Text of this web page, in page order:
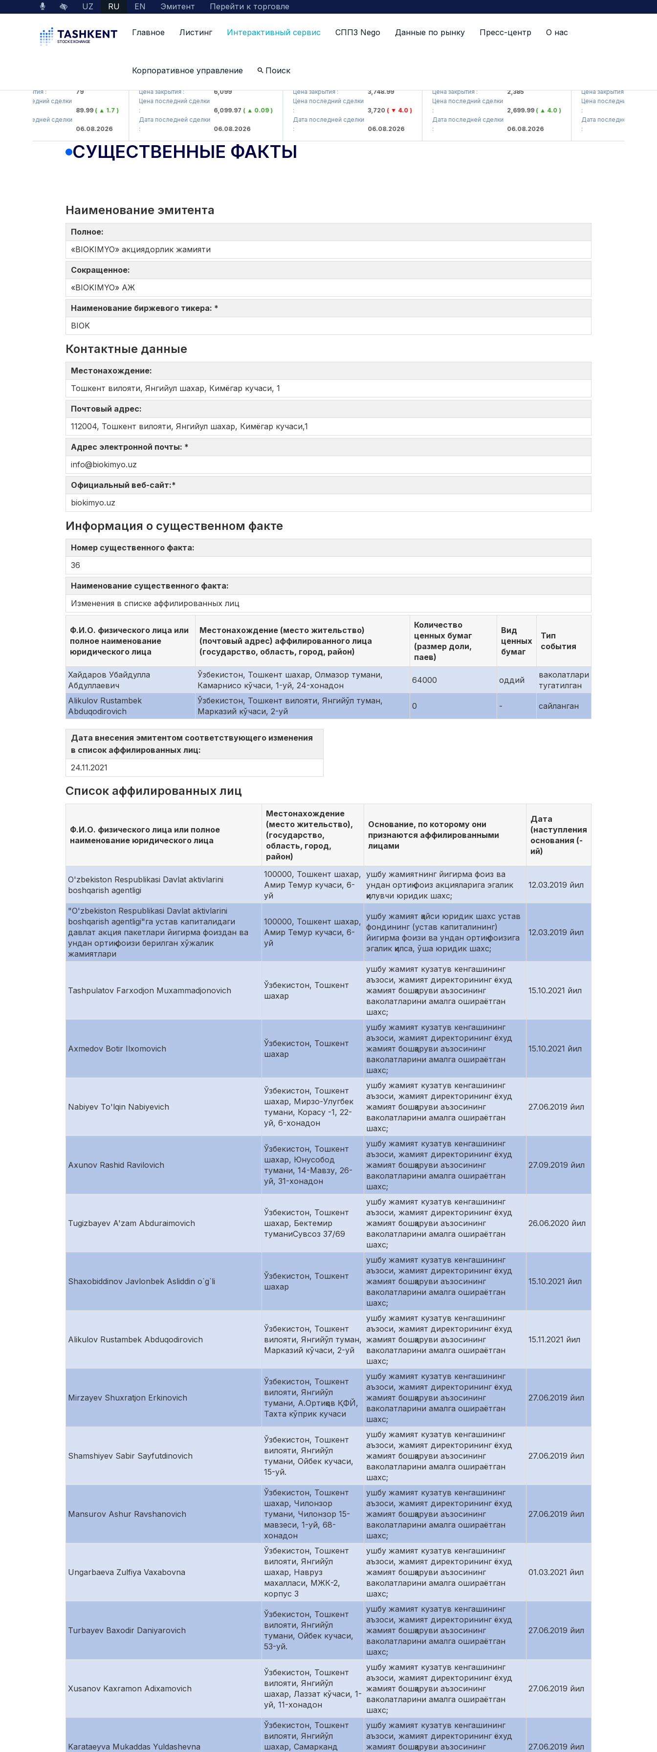
UZ RU EN Эмитент Перейти к торговле
Главное Листинг Интерактивный сервис СППЗ Nego Данные по рынку Пресс-центр О нас
Корпоративное управление Поиск
:
79
сделки
89.99( ▲ 1.7 )
сделки
06.08.2026
Цена закрытия :
6,099
Цена последний сделки
6,099.97( ▲ 0.09 )
Дата последней сделки
06.08.2026
Цена закрытия :
3,748.99
Цена последний сделки
3,720( ▼ 4.0 )
Дата последней сделки
06.08.2026
Цена закрытия :
2,385
Цена последний сделки
2,699.99( ▲ 4.0 )
Дата последней сделки
06.08.2026
Цена закрытия :
1,208
Цена последний сделки
Дата последней сделки
СУЩЕСТВЕННЫЕ ФАКТЫ
Наименование эмитента
Полное:
«BIOKIMYO» акциядорлик жамияти
Сокращенное:
«BIOKIMYO» АЖ
Наименование биржевого тикера: *
BIOK
Контактные данные
Местонахождение:
Тошкент вилояти, Янгийул шахар, Кимёгар кучаси, 1
Почтовый адрес:
112004, Тошкент вилояти, Янгийул шахар, Кимёгар кучаси,1
Адрес электронной почты: *
info@biokimyo.uz
Официальный веб-сайт:*
biokimyo.uz
Информация о существенном факте
Номер существенного факта:
36
Наименование существенного факта:
Изменения в списке аффилированных лиц
Ф.И.О. физического лица или
полное наименование
юридического лица
Местонахождение (место жительство)
(почтовый адрес) аффилированного лица
(государство, область, город, район)
Количество
ценных бумаг
(размер доли,
паев)
Вид
ценных
бумаг
Тип
события
Хайдаров Убайдулла
Абдуллаевич
Ўзбекистон, Тошкент шахар, Олмазор тумани,
Камарнисо кўчаси, 1-уй, 24-хонадон
64000 оддий
ваколатлари
тугатилган
Alikulov Rustambek
Abduqodirovich
Ўзбекистон, Тошкент вилояти, Янгийўл туман,
Марказий кўчаси, 2-уй
0 - сайланган
Дата внесения эмитентом соответствующего изменения
в список аффилированных лиц:
24.11.2021
Список аффилированных лиц
Ф.И.О. физического лица или полное
наименование юридического лица
Местонахождение
(место жительство),
(государство,
область, город,
район)
Основание, по которому они
признаются аффилированными
лицами
Дата
(наступления
основания (-
ий)
O'zbekiston Respublikasi Davlat aktivlarini
boshqarish agentligi
100000, Тошкент шахар,
Амир Темур кучаси, 6-
уй
ушбу жамиятнинг йигирма фоиз ва
ундан ортиқ фоиз акцияларига эгалик
қилувчи юридик шахс;
12.03.2019 йил
"O'zbekiston Respublikasi Davlat aktivlarini
boshqarish agentligi"га устав капиталидаги
давлат акция пакетлари йигирма фоиздан ва
ундан ортиқ фоизи берилган хўжалик
жамиятлари
100000, Тошкент шахар,
Амир Темур кучаси, 6-
уй
ушбу жамият қайси юридик шахс устав
фондининг (устав капиталининг)
йигирма фоизи ва ундан ортиқ фоизига
эгалик қилса, ўша юридик шахс;
12.03.2019 йил
Tashpulatov Farxodjon Muxammadjonovich
Ўзбекистон, Тошкент
шахар
ушбу жамият кузатув кенгашининг
аъзоси, жамият директорининг ёхуд
жамият бошқаруви аъзосининг
ваколатларини амалга ошираётган
шахс;
15.10.2021 йил
Axmedov Botir Ilxomovich
Ўзбекистон, Тошкент
шахар
ушбу жамият кузатув кенгашининг
аъзоси, жамият директорининг ёхуд
жамият бошқаруви аъзосининг
ваколатларини амалга ошираётган
шахс;
15.10.2021 йил
Nabiyev To'lqin Nabiyevich
Ўзбекистон, Тошкент
шахар, Мирзо-Улугбек
тумани, Корасу -1, 22-
уй, 6-хонадон
ушбу жамият кузатув кенгашининг
аъзоси, жамият директорининг ёхуд
жамият бошқаруви аъзосининг
ваколатларини амалга ошираётган
шахс;
27.06.2019 йил
Axunov Rashid Ravilovich
Ўзбекистон, Тошкент
шахар, Юнусобод
тумани, 14-Мавзу, 26-
уй, 31-хонадон
ушбу жамият кузатув кенгашининг
аъзоси, жамият директорининг ёхуд
жамият бошқаруви аъзосининг
ваколатларини амалга ошираётган
шахс;
27.09.2019 йил
Tugizbayev A'zam Abduraimovich
Ўзбекистон, Тошкент
шахар, Бектемир
туманиСувсоз 37/69
ушбу жамият кузатув кенгашининг
аъзоси, жамият директорининг ёхуд
жамият бошқаруви аъзосининг
ваколатларини амалга ошираётган
шахс;
26.06.2020 йил
Shaxobiddinov Javlonbek Asliddin o`g`li
Ўзбекистон, Тошкент
шахар
ушбу жамият кузатув кенгашининг
аъзоси, жамият директорининг ёхуд
жамият бошқаруви аъзосининг
ваколатларини амалга ошираётган
шахс;
15.10.2021 йил
Alikulov Rustambek Abduqodirovich
Ўзбекистон, Тошкент
вилояти, Янгийўл туман,
Марказий кўчаси, 2-уй
ушбу жамият кузатув кенгашининг
аъзоси, жамият директорининг ёхуд
жамият бошқаруви аъзосининг
ваколатларини амалга ошираётган
шахс;
15.11.2021 йил
Mirzayev Shuxratjon Erkinovich
Ўзбекистон, Тошкент
вилояти, Янгийўл
тумани, А.Ортиқов ҚФЙ,
Тахта кўприк кучаси
ушбу жамият кузатув кенгашининг
аъзоси, жамият директорининг ёхуд
жамият бошқаруви аъзосининг
ваколатларини амалга ошираётган
шахс;
27.06.2019 йил
Shamshiyev Sabir Sayfutdinovich
Ўзбекистон, Тошкент
вилояти, Янгийўл
тумани, Ойбек кучаси,
15-уй.
ушбу жамият кузатув кенгашининг
аъзоси, жамият директорининг ёхуд
жамият бошқаруви аъзосининг
ваколатларини амалга ошираётган
шахс;
27.06.2019 йил
Mansurov Ashur Ravshanovich
Ўзбекистон, Тошкент
шахар, Чилонзор
тумани, Чилонзор 15-
мавзеси, 1-уй, 68-
хонадон
ушбу жамият кузатув кенгашининг
аъзоси, жамият директорининг ёхуд
жамият бошқаруви аъзосининг
ваколатларини амалга ошираётган
шахс;
27.06.2019 йил
Ungarbaeva Zulfiya Vaxabovna
Ўзбекистон, Тошкент
вилояти, Янгийўл
шахар, Навруз
махалласи, МЖК-2,
корпус 3
ушбу жамият кузатув кенгашининг
аъзоси, жамият директорининг ёхуд
жамият бошқаруви аъзосининг
ваколатларини амалга ошираётган
шахс;
01.03.2021 йил
Turbayev Baxodir Daniyarovich
Ўзбекистон, Тошкент
вилояти, Янгийўл
тумани, Ойбек кучаси,
53-уй.
ушбу жамият кузатув кенгашининг
аъзоси, жамият директорининг ёхуд
жамият бошқаруви аъзосининг
ваколатларини амалга ошираётган
шахс;
27.06.2019 йил
Xusanov Kaxramon Adixamovich
Ўзбекистон, Тошкент
вилояти, Янгийўл
шахар, Лаззат кўчаси, 1-
уй, 11-хонадон
ушбу жамият кузатув кенгашининг
аъзоси, жамият директорининг ёхуд
жамият бошқаруви аъзосининг
ваколатларини амалга ошираётган
шахс;
27.06.2019 йил
Karataeyva Mukaddas Yuldashevna
Ўзбекистон, Тошкент
вилояти, Янгийўл
шахар, Самарканд
ушбу жамият кузатув кенгашининг
аъзоси, жамият директорининг ёхуд
жамият бошқаруви аъзосининг
27.06.2019 йил